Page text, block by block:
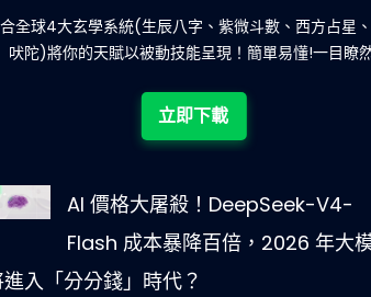
全球4大玄學系統(生辰八字、紫微斗數、西方占星、
吠陀)將你的天賦以被動技能呈現！簡單易懂!一目瞭然!
立即下載
AI 價格大屠殺！DeepSeek-V4-
Flash 成本暴降百倍，2026 年大
入「分分錢」時代？